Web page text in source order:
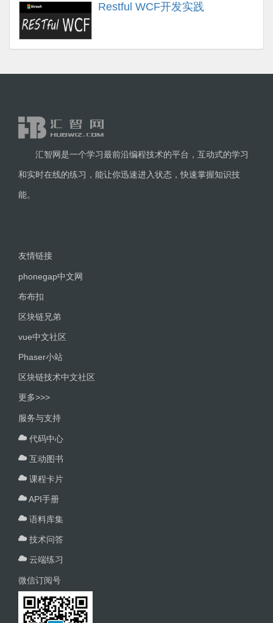
Restful WCF开发实践
汇智网是一个学习最前沿编程技术的平台，互动式的学习
和实时在线的练习，能让你迅速进入状态，快速掌握知识技
能。
友情链接
phonegap中文网
布布扣
区块链兄弟
vue中文社区
Phaser小站
区块链技术中文社区
更多>>>
服务与支持
代码中心
互动图书
课程卡片
API手册
语料库集
技术问答
云端练习
微信订阅号